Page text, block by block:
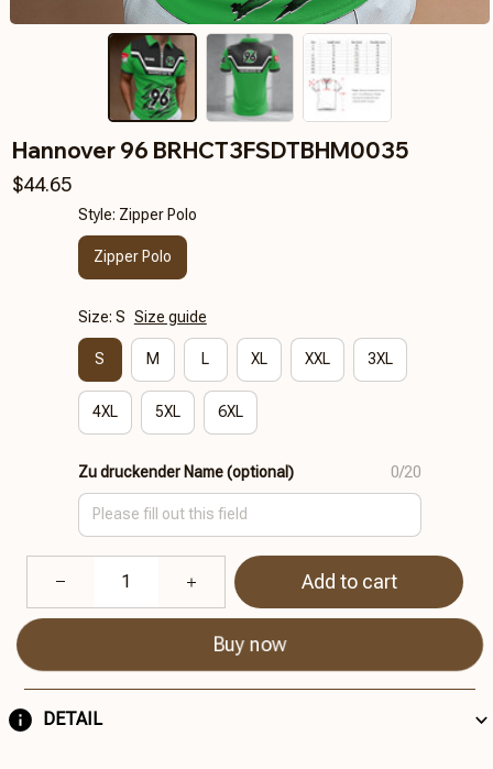
Hannover 96 BRHCT3FSDTBHM0035
$44.65
Style: Zipper Polo
Zipper Polo
Size: S Size guide
S M L XL XXL 3XL
4XL 5XL 6XL
Zu druckender Name (optional) 0/20
Add to cart
Buy now
DETAIL